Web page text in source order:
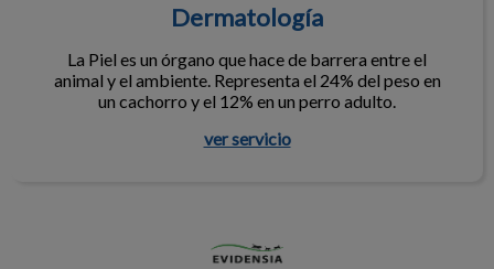
Dermatología
La Piel es un órgano que hace de barrera entre el
animal y el ambiente. Representa el 24% del peso en
un cachorro y el 12% en un perro adulto.
ver servicio